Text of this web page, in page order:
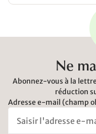
Ne
Abonnez-vous à la
réduction
Adresse e-mail (champ